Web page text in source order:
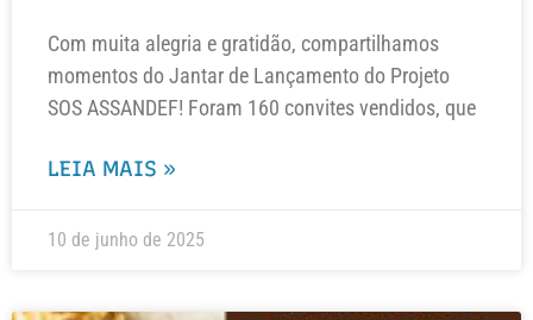
Com muita alegria e gratidão, compartilhamos
momentos do Jantar de Lançamento do Projeto
SOS ASSANDEF! Foram 160 convites vendidos, que
LEIA MAIS »
10 de junho de 2025